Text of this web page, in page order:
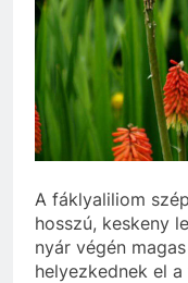
A fáklyaliliom
hosszú, keskeny
nyár végén
helyezkednek el